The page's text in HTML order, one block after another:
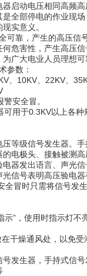
启动电压相同高频
全部停电的作业现
的现实意义。
可靠，产生的高压信
危害性，产生高压
广大电业人员理想可
术参数：
、10KV、22KV、
报警安全冒。
可用于0.3KV以上各
等级信号发生器。
的电极头、接触被测
器发出语言、声光
信号表明高压验电
冒时只需将信号发生
示”，使用时指示灯不
干燥通风处，以免受
发生器，手持式信